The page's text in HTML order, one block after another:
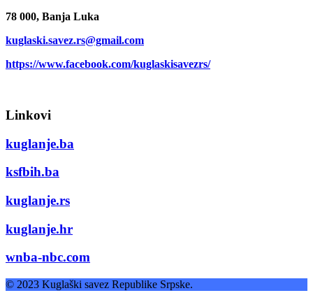
78 000, Banja Luka
kuglaski.savez.rs@gmail.com
https://www.facebook.com/kuglaskisavezrs/
Linkovi
kuglanje.ba
ksfbih.ba
kuglanje.rs
kuglanje.hr
wnba-nbc.com
© 2023 Kuglaški savez Republike Srpske.